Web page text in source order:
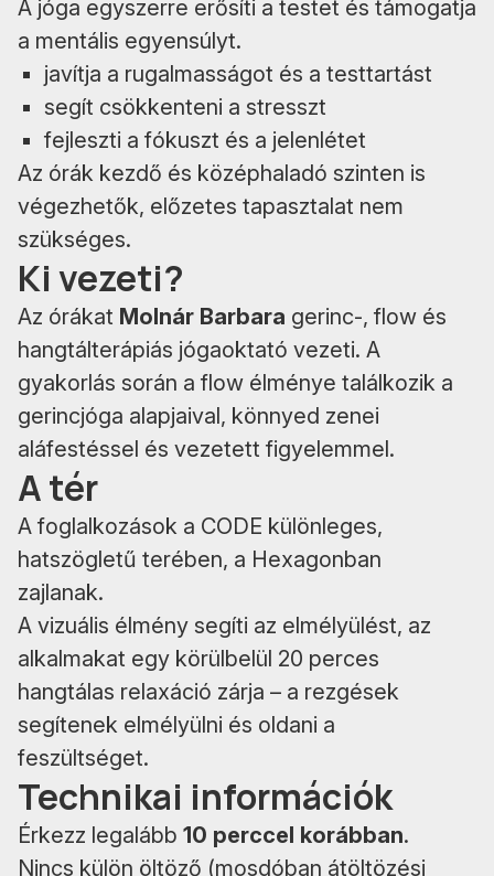
A jóga egyszerre erősíti a testet és támogatja
a mentális egyensúlyt.
javítja a rugalmasságot és a testtartást
segít csökkenteni a stresszt
fejleszti a fókuszt és a jelenlétet
Az órák kezdő és középhaladó szinten is
végezhetők, előzetes tapasztalat nem
szükséges.
Ki vezeti?
Az órákat Molnár Barbara gerinc-, flow és
hangtálterápiás jógaoktató vezeti. A
gyakorlás során a flow élménye találkozik a
gerincjóga alapjaival, könnyed zenei
aláfestéssel és vezetett figyelemmel.
A tér
A foglalkozások a CODE különleges,
hatszögletű terében, a Hexagonban
zajlanak.
A vizuális élmény segíti az elmélyülést, az
alkalmakat egy körülbelül 20 perces
hangtálas relaxáció zárja – a rezgések
segítenek elmélyülni és oldani a
feszültséget.
Technikai információk
Érkezz legalább 10 perccel korábban.
Nincs külön öltöző (mosdóban átöltözési